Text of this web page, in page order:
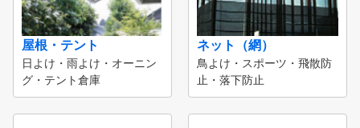
屋根・テント
日よけ・雨よけ・オーニン
グ・テント倉庫
ネット（網）
鳥よけ・スポーツ・飛散防
止・落下防止